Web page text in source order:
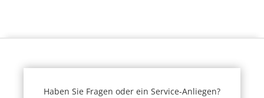
Haben Sie Fragen oder ein Service-Anliegen?